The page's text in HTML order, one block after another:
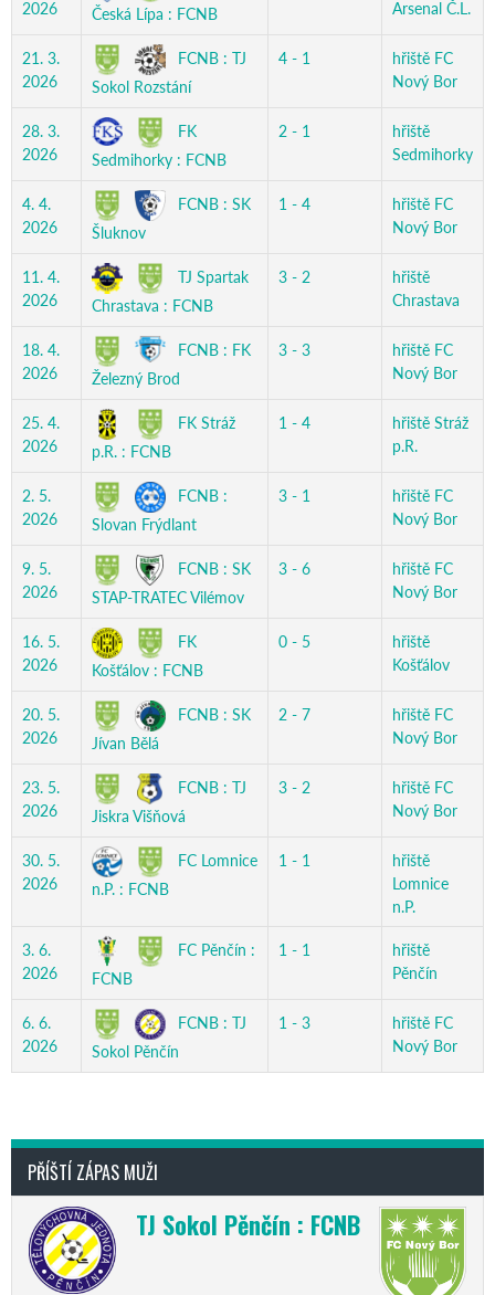
2026 Česká Lípa : FCNB Arsenal Č.L.
21. 3.
2026
FCNB : TJ
Sokol Rozstání
4 - 1
hřiště FC
Nový Bor
28. 3.
2026
FK
Sedmihorky : FCNB
2 - 1
hřiště
Sedmihorky
4. 4.
2026
FCNB : SK
Šluknov
1 - 4
hřiště FC
Nový Bor
11. 4.
2026
TJ Spartak
Chrastava : FCNB
3 - 2
hřiště
Chrastava
18. 4.
2026
FCNB : FK
Železný Brod
3 - 3
hřiště FC
Nový Bor
25. 4.
2026
FK Stráž
p.R. : FCNB
1 - 4
hřiště Stráž
p.R.
2. 5.
2026
FCNB :
Slovan Frýdlant
3 - 1
hřiště FC
Nový Bor
9. 5.
2026
FCNB : SK
STAP-TRATEC Vilémov
3 - 6
hřiště FC
Nový Bor
16. 5.
2026
FK
Košťálov : FCNB
0 - 5
hřiště
Košťálov
20. 5.
2026
FCNB : SK
Jívan Bělá
2 - 7
hřiště FC
Nový Bor
23. 5.
2026
FCNB : TJ
Jiskra Višňová
3 - 2
hřiště FC
Nový Bor
30. 5.
2026
FC Lomnice
n.P. : FCNB
1 - 1
hřiště
Lomnice
n.P.
3. 6.
2026
FC Pěnčín :
FCNB
1 - 1
hřiště
Pěnčín
6. 6.
2026
FCNB : TJ
Sokol Pěnčín
1 - 3
hřiště FC
Nový Bor
PŘÍŠTÍ ZÁPAS MUŽI
TJ Sokol Pěnčín : FCNB